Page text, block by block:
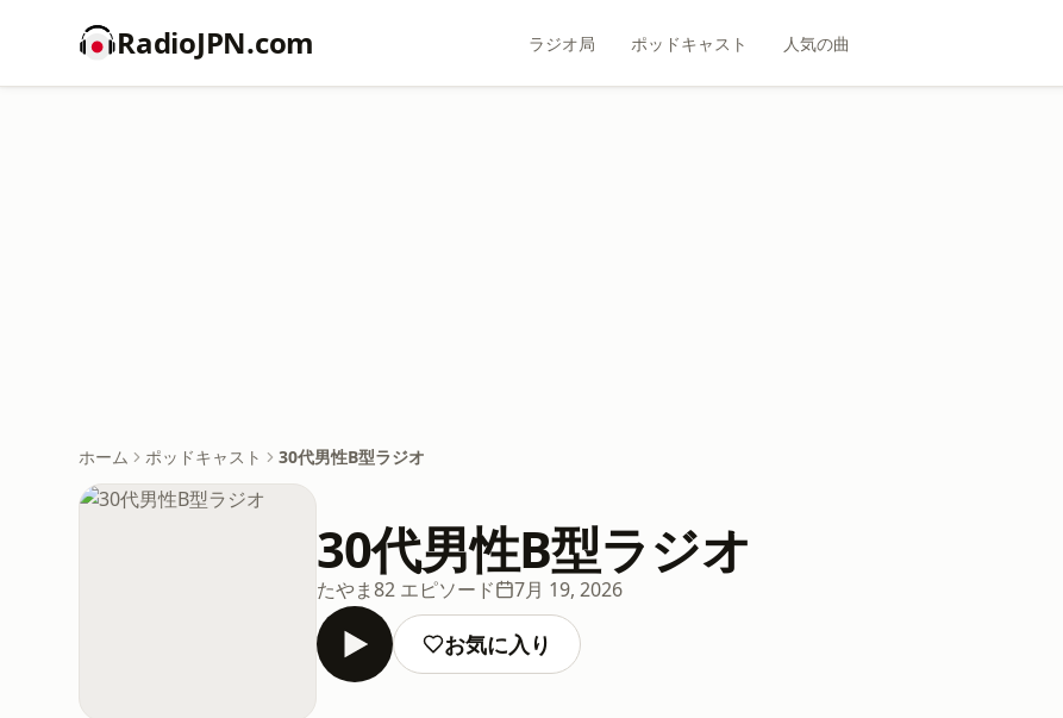
RadioJPN.com ラジオ局 ポッドキャスト 人気の曲
ホーム ポッドキャスト 30代男性B型ラジオ
30代男性B型ラジオ
たやま82 エピソード 7月 19, 2026
お気に入り